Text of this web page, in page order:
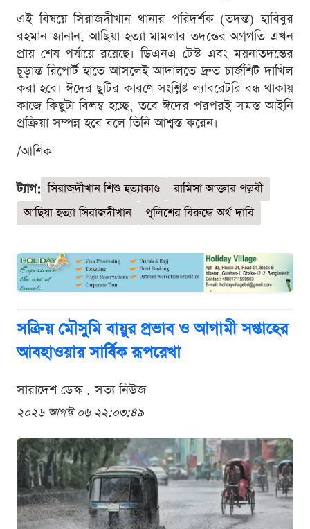
এই বিষয়ে সিরাজদীখান থানার পরিদর্শক (তদন্ত) হাবিবুর
রহমান জানান, আছিয়া হত্যা মামলার তদন্তের অগ্রগতি এখন
প্রায় শেষ পর্যায়ে রয়েছে। ডিএনএ টেস্ট এবং ময়নাতদন্তের
চূড়ান্ত রিপোর্ট হাতে আসলেই আদালতে দ্রুত চার্জশিট দাখিল
করা হবে। ঈদের ছুটির কারণে সংশ্লিষ্ট ল্যাবরেটরি বন্ধ থাকায়
কাজে কিছুটা বিলম্ব হচ্ছে, তবে ঈদের পরপরই সমস্ত আইনি
প্রক্রিয়া সম্পন্ন হবে বলে তিনি আশ্বস্ত করেন।
/আশিক
ট্যাগ: সিরাজদীখান শিশু হত্যাকাণ্ড
রামিসা আক্তার পল্লবী
আছিয়া হত্যা সিরাজদীখান
পুলিশের বিরুদ্ধে অর্থ দাবি
সক্রিয় মৌসুমি বায়ুর প্রভাব ও আগামী সপ্তাহের
আবহাওয়ার সার্বিক রূপরেখা
সারাদেশ ডেস্ক . সত্য নিউজ
২০২৬ আগস্ট ০৬ ২২:০৩:৪৯